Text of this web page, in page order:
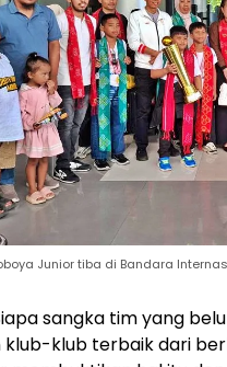
Junior tiba di Bandara
sangka tim yang
klub terbaik dari